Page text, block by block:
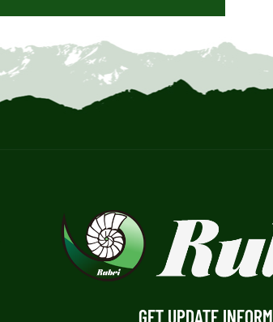
GET UPDATE